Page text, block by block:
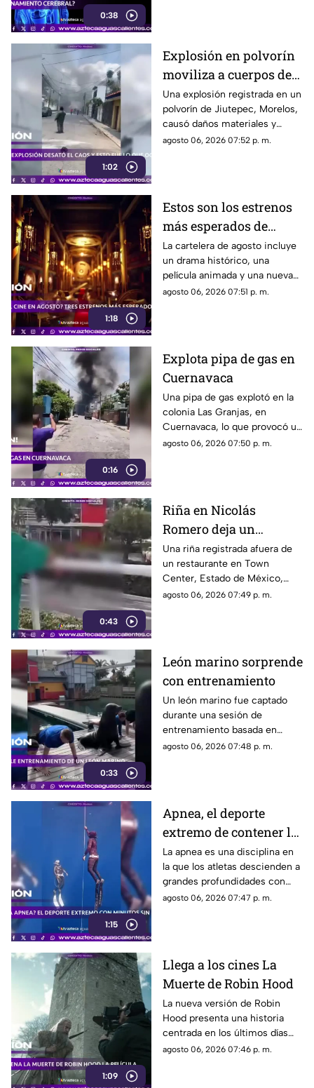
0:38
1:02
Explosión en polvorín
moviliza a cuerpos de
emergencia
Una explosión registrada en un
polvorín de Jiutepec, Morelos,
causó daños materiales y
generó un operativo de
agosto 06, 2026 07:52 p. m.
1:18
Estos son los estrenos
más esperados de
agosto
La cartelera de agosto incluye
un drama histórico, una
película animada y una nueva
entrega de terror para distintos
agosto 06, 2026 07:51 p. m.
0:16
Explota pipa de gas en
Cuernavaca
Una pipa de gas explotó en la
colonia Las Granjas, en
Cuernavaca, lo que provocó un
despliegue de bomberos y
agosto 06, 2026 07:50 p. m.
0:43
Riña en Nicolás
Romero deja un
hombre muerto
Una riña registrada afuera de
un restaurante en Town
Center, Estado de México,
dejó un hombre sin vida.
agosto 06, 2026 07:49 p. m.
0:33
León marino sorprende
con entrenamiento
Un león marino fue captado
durante una sesión de
entrenamiento basada en
refuerzo positivo para facilitar
agosto 06, 2026 07:48 p. m.
1:15
Apnea, el deporte
extremo de contener la
respiración
La apnea es una disciplina en
la que los atletas descienden a
grandes profundidades con
una sola bocanada de aire y
agosto 06, 2026 07:47 p. m.
1:09
Llega a los cines La
Muerte de Robin Hood
La nueva versión de Robin
Hood presenta una historia
centrada en los últimos días
del legendario arquero,
agosto 06, 2026 07:46 p. m.